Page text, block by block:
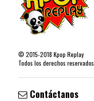
© 2015-2018 Kpop Replay
Todos los derechos reservados.
Contáctanos